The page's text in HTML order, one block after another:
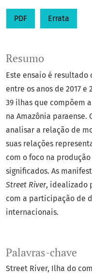
PDF Errata
Palavras-chave
Street River Ilha do
Resumo
Este ensaio é
entre os anos de 2017 e
39 ilhas que compõem
na Amazônia
analisar a relação de
suas relações
com o foco na
significados. As
Street River, idealizado
com a participação de
internacionais.